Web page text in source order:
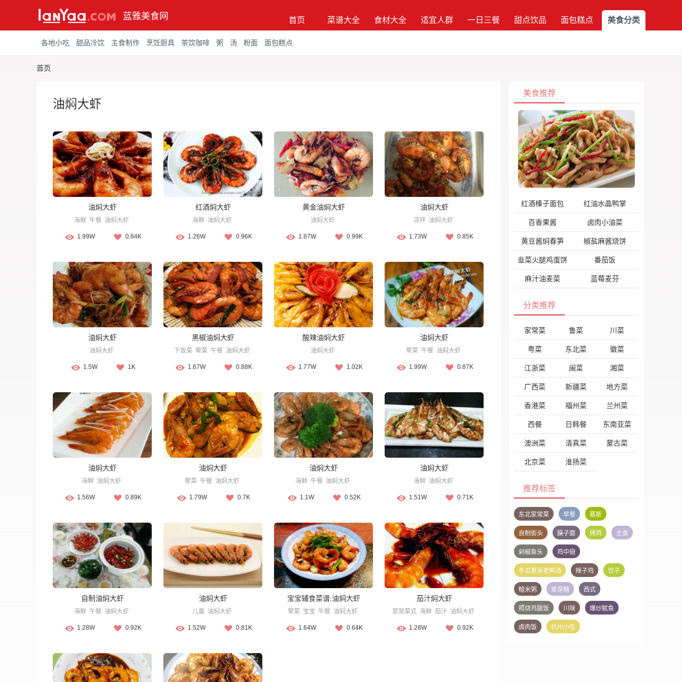
蓝雅美食网 首页 菜谱大全 食材大全 适宜人群 一日三餐 甜点饮品 面包糕点 美食分类
各地小吃 甜品冷饮 主食制作 烹饪厨具 茶饮咖啡 粥 汤 粉面 面包糕点
首页
油焖大虾
油焖大虾
海鲜 午餐 油焖大虾
1.99W 0.84K
红酒焖大虾
海鲜 油焖大虾
1.26W 0.96K
黄金油焖大虾
油焖大虾
1.87W 0.99K
油焖大虾
凉拌 油焖大虾
1.73W 0.85K
油焖大虾
油焖大虾
1.5W 1K
黑椒油焖大虾
下饭菜 荤菜 午餐 油焖大虾
1.67W 0.88K
酸辣油焖大虾
油焖大虾
1.77W 1.02K
油焖大虾
荤菜 午餐 油焖大虾
1.99W 0.87K
油焖大虾
海鲜 油焖大虾
1.56W 0.89K
油焖大虾
荤菜 午餐 油焖大虾
1.79W 0.7K
油焖大虾
海鲜 午餐 油焖大虾
1.1W 0.52K
油焖大虾
海鲜 油焖大虾
1.51W 0.71K
自制油焖大虾
海鲜 午餐 油焖大虾
1.28W 0.92K
油焖大虾
儿童 油焖大虾
1.52W 0.81K
宝宝辅食菜谱:油焖大虾
荤菜 宝宝 午餐 油焖大虾
1.64W 0.64K
茄汁焖大虾
家常菜式 海鲜 茄汁 油焖大虾
1.28W 0.92K
美食推荐
红酒榛子面包 红油水晶鸭掌
百香果酱 卤肉小油菜
黄豆酱焖春笋 椒盐麻酱烧饼
韭菜火腿鸡蛋饼 番茄饭
麻汁油麦菜 蓝莓麦芬
分类推荐
家常菜 鲁菜 川菜
粤菜 东北菜 徽菜
江浙菜 闽菜 湘菜
广西菜 新疆菜 地方菜
香港菜 福州菜 兰州菜
西餐 日韩餐 东南亚菜
澳洲菜 清真菜 蒙古菜
北京菜 淮扬菜
推荐标签
东北家常菜 早餐 慕斯
自制街头 臊子面 烤鸡 主食
剁椒鱼头 鸡中翅
冬瓜薏米老鸭汤 辣子鸡 饺子
糙米粥 麦芽糖 西式
照烧鸡腿饭 川味 爆炒鱿鱼
卤肉饭 杭州小吃